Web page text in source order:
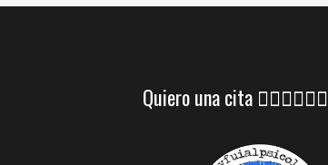
Quiero una cita 👇🏼👇🏼👇🏼